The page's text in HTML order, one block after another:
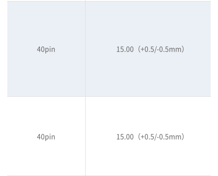
40pin 15.00（+0.5/-0.5mm）
40pin 15.00（+0.5/-0.5mm）